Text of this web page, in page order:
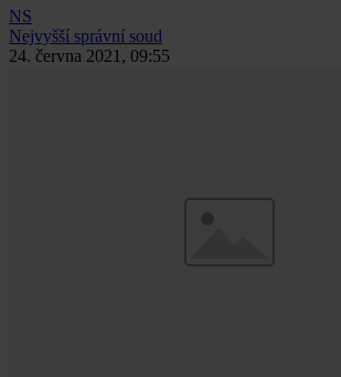
NS
Nejvyšší správní soud
24. června 2021, 09:55